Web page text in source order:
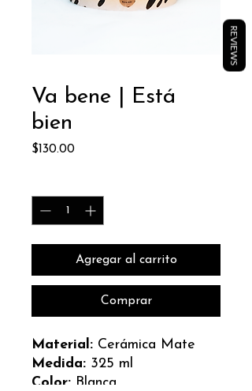
Va bene | Está
bien
$130.00Price
Agregar al carrito
Comprar
Material: Cerámica Mate
Medida: 325 ml
Color: Blanca
REVIEWS